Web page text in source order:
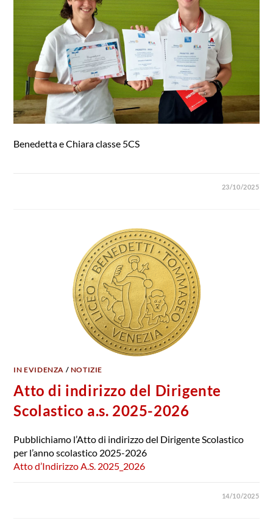
Benedetta e Chiara classe 5CS
23/10/2025
IN EVIDENZA / NOTIZIE
Atto di indirizzo del Dirigente
Scolastico a.s. 2025-2026
Pubblichiamo l’Atto di indirizzo del Dirigente Scolastico
per l’anno scolastico 2025-2026
Atto d’Indirizzo A.S. 2025_2026
14/10/2025